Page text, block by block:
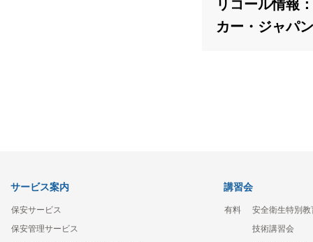
リコール情報
カー・ジャパ
サービス案内
保安サービス
保安管理サービス
講習会
有料
安全衛生特別教
技術講習会